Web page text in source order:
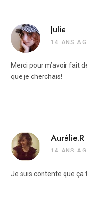
Julie
14 ANS
Merci pour m’avoir fait
que je cherchais!
Aurélie.R
14 ANS
Je suis contente que ça